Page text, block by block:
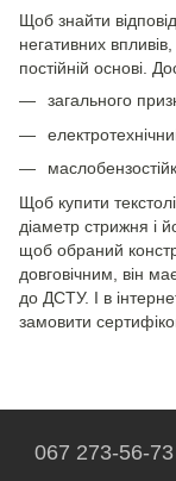
Щоб знайти
негативних
постійній основі.
загального
Щоб купити
діаметр стрижня і
щоб обраний
довговічним, він
до ДСТУ. І в
замовити
067 273-56-73